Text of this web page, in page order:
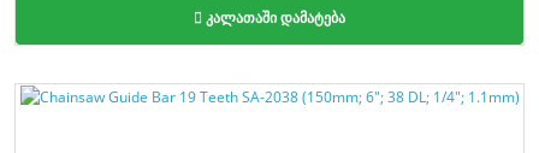
კალათაში დამატება